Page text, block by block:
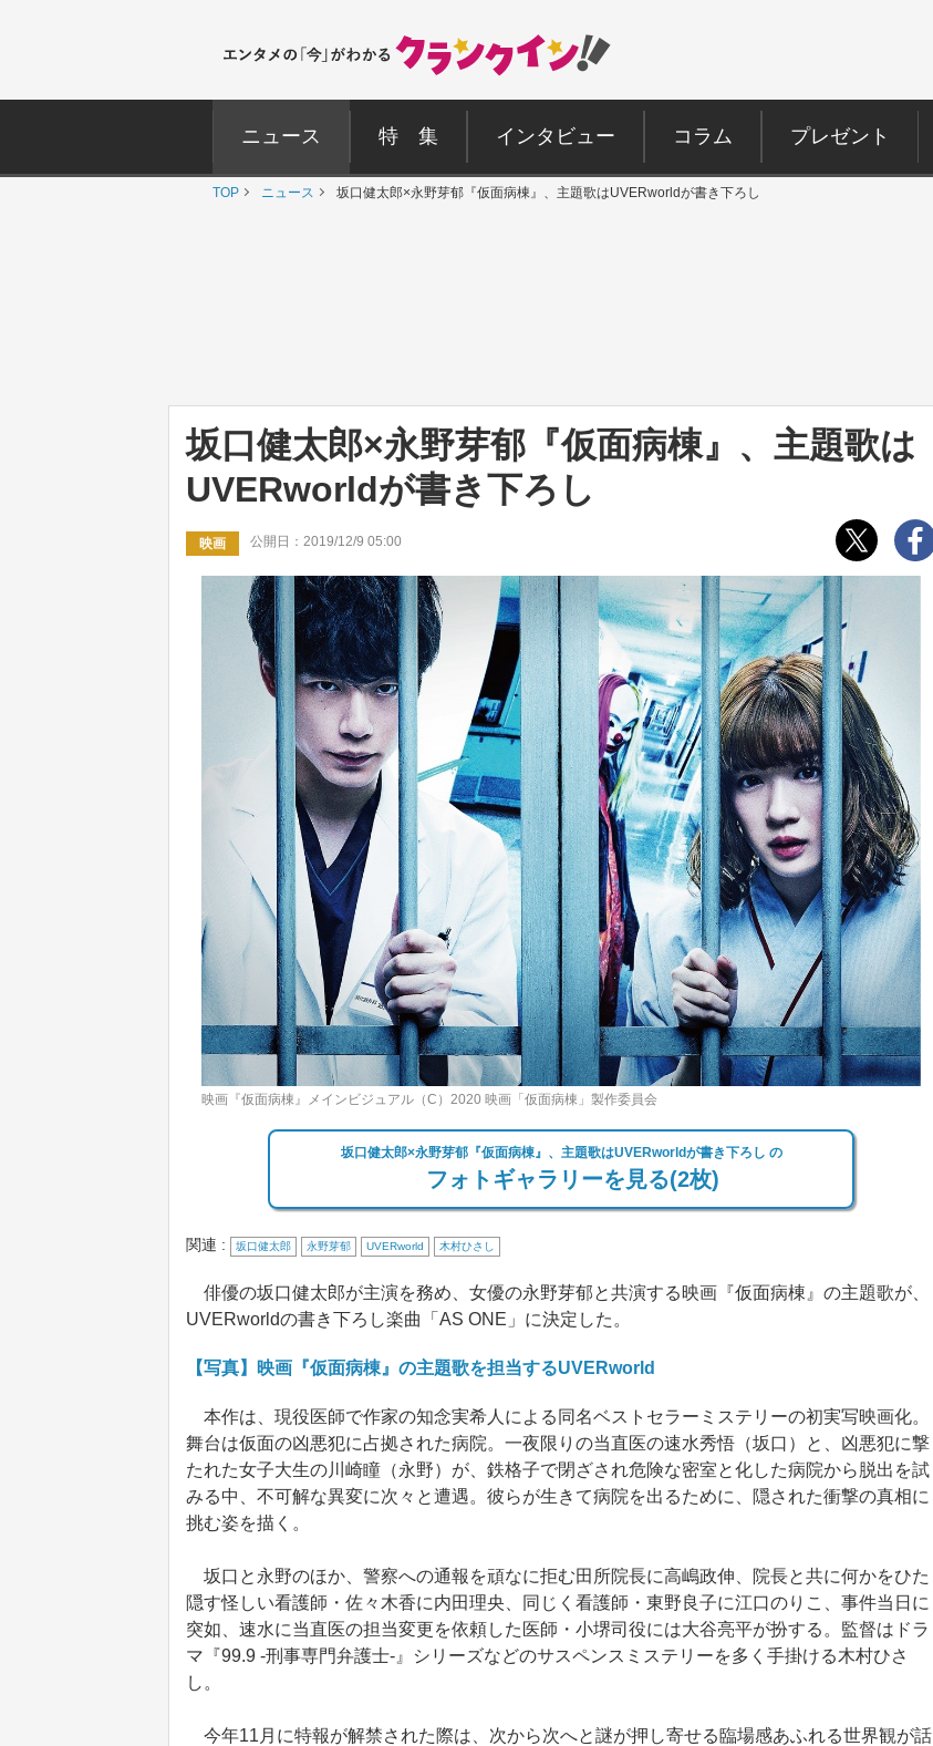
ニュース 特 集 インタビュー コラム プレゼント
TOP ニュース 坂口健太郎×永野芽郁『仮面病棟』、主題歌はUVERworldが書き下ろし
坂口健太郎×永野芽郁『仮面病棟』、主題歌は
UVERworldが書き下ろし
映画 公開日：2019/12/9 05:00
映画『仮面病棟』メインビジュアル（C）2020 映画「仮面病棟」製作委員会
坂口健太郎×永野芽郁『仮面病棟』、主題歌はUVERworldが書き下ろし の
フォトギャラリーを見る(2枚)
関連 : 坂口健太郎 永野芽郁 UVERworld 木村ひさし
俳優の坂口健太郎が主演を務め、女優の永野芽郁と共演する映画『仮面病棟』の主題歌が、
UVERworldの書き下ろし楽曲「AS ONE」に決定した。
【写真】映画『仮面病棟』の主題歌を担当するUVERworld
本作は、現役医師で作家の知念実希人による同名ベストセラーミステリーの初実写映画化。
舞台は仮面の凶悪犯に占拠された病院。一夜限りの当直医の速水秀悟（坂口）と、凶悪犯に撃
たれた女子大生の川崎瞳（永野）が、鉄格子で閉ざされ危険な密室と化した病院から脱出を試
みる中、不可解な異変に次々と遭遇。彼らが生きて病院を出るために、隠された衝撃の真相に
挑む姿を描く。
坂口と永野のほか、警察への通報を頑なに拒む田所院長に高嶋政伸、院長と共に何かをひた
隠す怪しい看護師・佐々木香に内田理央、同じく看護師・東野良子に江口のりこ、事件当日に
突如、速水に当直医の担当変更を依頼した医師・小堺司役には大谷亮平が扮する。監督はドラ
マ『99.9 ‐刑事専門弁護士‐』シリーズなどのサスペンスミステリーを多く手掛ける木村ひさ
し。
今年11月に特報が解禁された際は、次から次へと謎が押し寄せる臨場感あふれる世界観が話